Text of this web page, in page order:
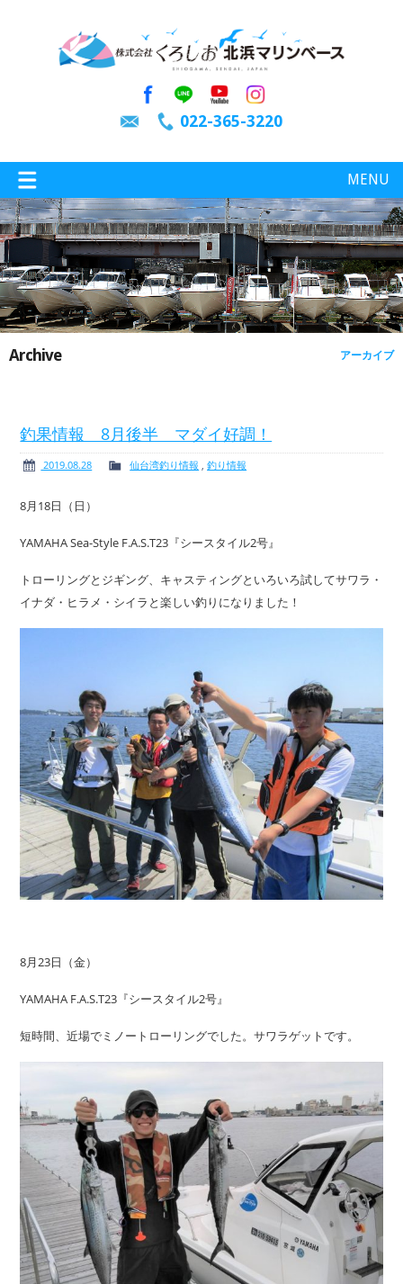
022-365-3220
MENU
特選情報 釣り情報
新艇・展示艇情報 中古艇情報
求人情報 会社概要
Archive アーカイブ
釣果情報 8月後半 マダイ好調！
2019.08.28 仙台湾釣り情報 ,釣り情報
8月18日（日）
YAMAHA Sea-Style F.A.S.T23『シースタイル2号』
トローリングとジギング、キャスティングといろいろ試してサワラ・
イナダ・ヒラメ・シイラと楽しい釣りになりました！
8月23日（金）
YAMAHA F.A.S.T23『シースタイル2号』
短時間、近場でミノートローリングでした。サワラゲットです。